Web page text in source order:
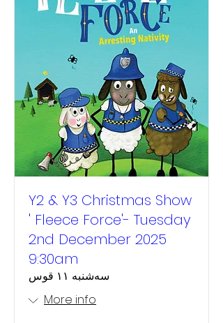
Y2 & Y3 Christmas Show
' Fleece Force'- Tuesday
2nd December 2025
9:30am
سه‌شنبه ۱۱ قوس
More info